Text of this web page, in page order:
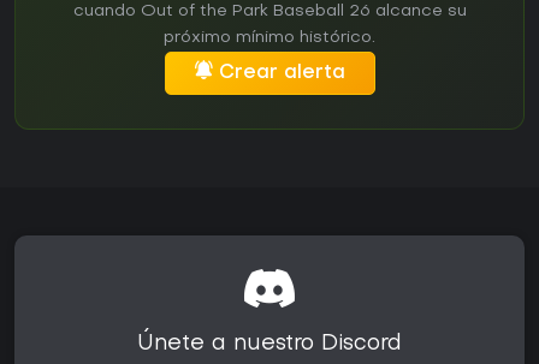
cuando Out of the Park Baseball 26 alcance su
próximo mínimo histórico.
Crear alerta
Únete a nuestro Discord